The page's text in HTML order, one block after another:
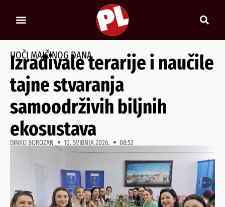
UOČI MAJČINOG DANA
Izrađivale terarije i naučile
tajne stvaranja
samoodrživih biljnih
ekosustava
DINKO BOROZAN 10. SVIBNJA 2026. 08:52